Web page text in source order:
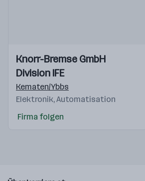
Videos
Einblicke
Einblicke
Knorr-Bremse GmbH
Division IFE
Kematen/Ybbs
Elektronik, Automatisation
Firma folgen